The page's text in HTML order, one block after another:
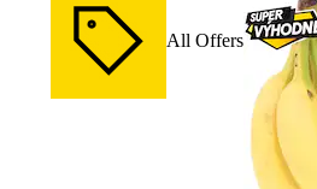
All Offers